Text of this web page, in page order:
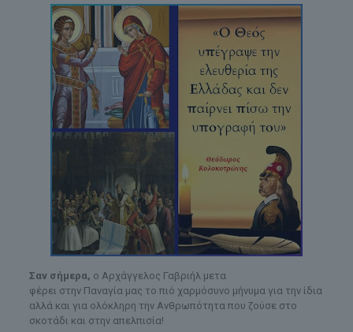
Σαν σήμερα, ο Αρχάγγελος Γαβριήλ μετα
φέρει στην Παναγία μας το πιό χαρμόσυνο μήνυμα για την ίδια
αλλά και για ολόκληρη την Ανθρωπότητα που ζούσε στο
σκοτάδι και στην απελπισία!